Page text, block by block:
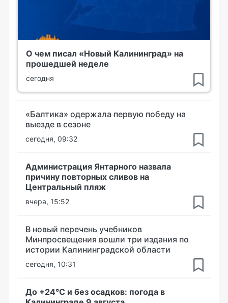
О чем писал «Новый Калининград» на
прошедшей неделе
сегодня
«Балтика» одержала первую победу на
выезде в сезоне
сегодня, 09:32
Администрация Янтарного назвала
причину повторных сливов на
Центральный пляж
вчера, 15:52
В новый перечень учебников
Минпросвещения вошли три издания по
истории Калининградской области
сегодня, 10:31
До +24°С и без осадков: погода в